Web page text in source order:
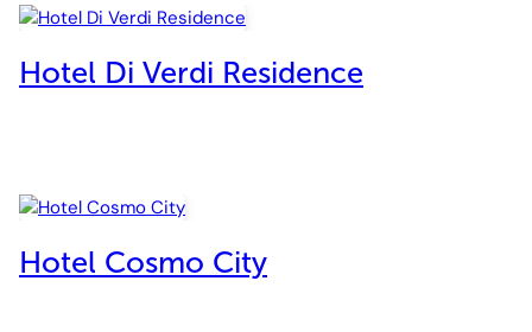
Hotel Di Verdi Residence
Hotel Cosmo City